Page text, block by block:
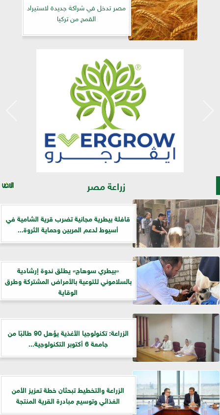
مصر تدخل في شراكة جديدة لاستيراد
القمح من تركيا
زراعة مصر
قافلة بيطرية مجانية تضرب قرية الشامية في
أسيوط لدعم المربين وحماية الثروة...
«بيطري سوهاج» يطلق ندوة إرشادية
بالسلاموني للتوعية بالأمراض المشتركة وطرق
الوقاية
الزراعة: تكنولوجيا الأغذية يؤهل 90 طالبًا من
جامعة 6 أكتوبر التكنولوجية...
الزراعة والتخطيط تبحثان خطة تعزيز الأمن
الغذائي وتوسيع مبادرة القرية المنتجة